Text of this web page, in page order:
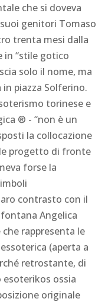
che si doveva
genitori Tomaso
trenta mesi dalla
in “stile gotico
solo il nome, ma
piazza Solferino.
torinese e
® - “non è un
la collocazione
progetto di fronte
forse la
contrasto con il
Angelica
rappresenta le
(aperta a
retrostante, di
esoterikos ossia
originale